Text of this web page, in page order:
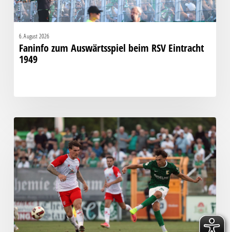
6. August 2026
Faninfo zum Auswärtsspiel beim RSV Eintracht
1949
Pleite:
Chemie
kassiert
späten
Knockout
gegen
Halle